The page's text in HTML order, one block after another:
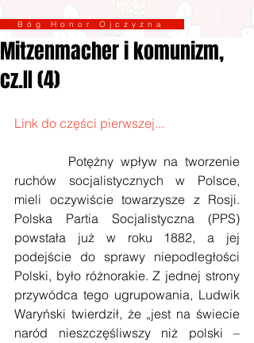
Honor Ojczyzna
Mitzenmacher i komunizm,
cz.II (4)
Link do części pierwszej...
ruchów socjalistycznych w Polsce,
mieli oczywiście towarzysze z Rosji.
Polska Partia Socjalistyczna (PPS)
powstała już w roku 1882, a jej
podejście do sprawy niepodległości
Polski, było różnorakie. Z jednej strony
przywódca tego ugrupowania, Ludwik
Waryński twierdził, że „jest na świecie
naród nieszczęśliwszy niż polski –